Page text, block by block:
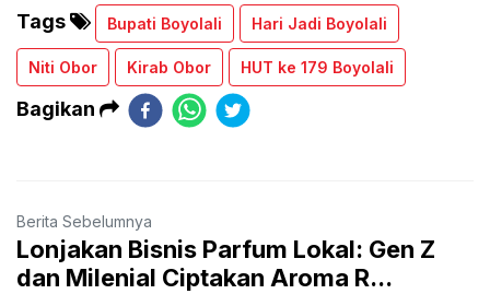
Tags
Bupati Boyolali Hari Jadi Boyolali
Niti Obor Kirab Obor HUT ke 179 Boyolali
Bagikan
Berita Sebelumnya
Lonjakan Bisnis Parfum Lokal: Gen Z
dan Milenial Ciptakan Aroma R...